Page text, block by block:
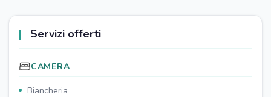
Servizi offerti
CAMERA
Biancheria